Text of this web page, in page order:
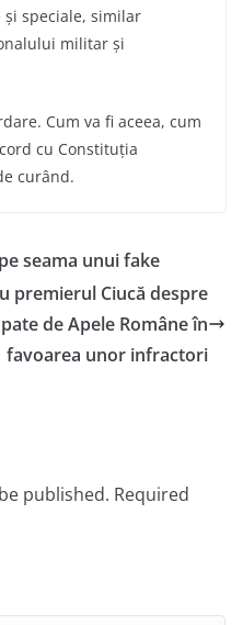
speciale, similar
militar și
Cum va fi aceea, cum
cu Constituția
curând.
seama unui fake
premierul Ciucă despre
de Apele Române în
favoarea unor infractori
published. Required